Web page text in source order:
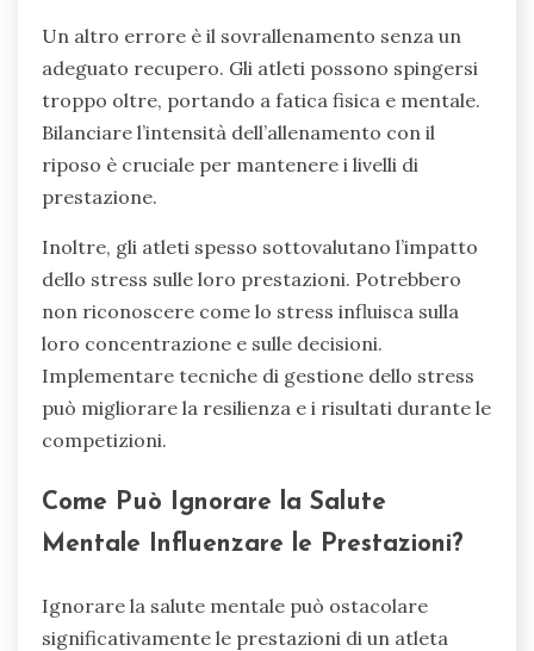
Un altro errore è il sovrallenamento senza un
adeguato recupero. Gli atleti possono spingersi
troppo oltre, portando a fatica fisica e mentale.
Bilanciare l’intensità dell’allenamento con il
riposo è cruciale per mantenere i livelli di
prestazione.
Inoltre, gli atleti spesso sottovalutano l’impatto
dello stress sulle loro prestazioni. Potrebbero
non riconoscere come lo stress influisca sulla
loro concentrazione e sulle decisioni.
Implementare tecniche di gestione dello stress
può migliorare la resilienza e i risultati durante le
competizioni.
Come Può Ignorare la Salute
Mentale Influenzare le Prestazioni?
Ignorare la salute mentale può ostacolare
significativamente le prestazioni di un atleta